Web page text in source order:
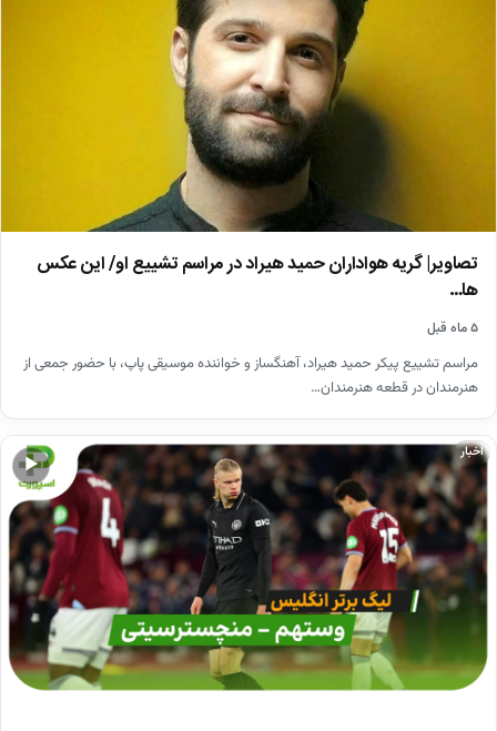
تصاویر| گریه هواداران حمید هیراد در مراسم تشییع او/ این عکس
ها…
۵ ماه قبل
مراسم تشییع پیکر حمید هیراد، آهنگساز و خواننده موسیقی پاپ، با حضور جمعی از
هنرمندان در قطعه هنرمندان…
▶
اخبار